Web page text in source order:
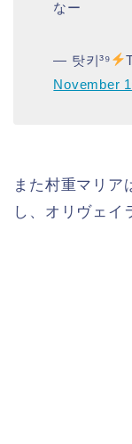
なー
— 탓키³⁹
November
また村重マリア
し、オリヴェイ